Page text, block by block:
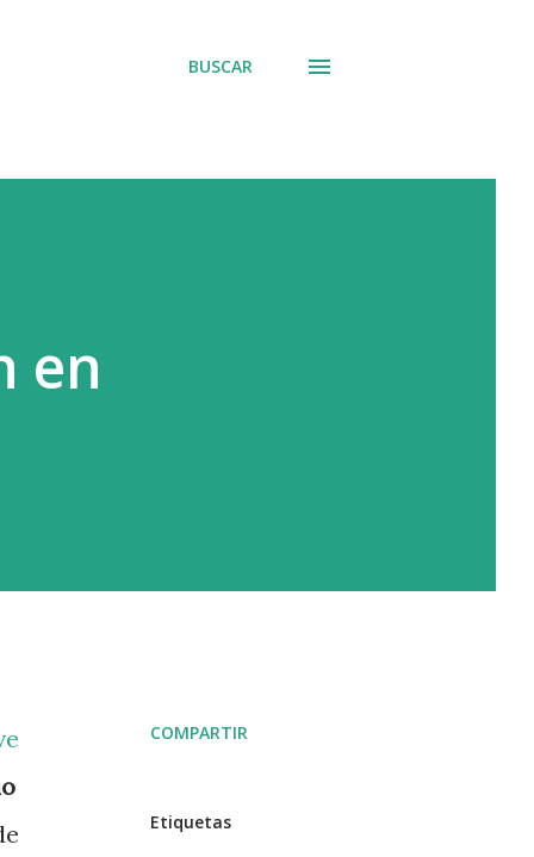
BUSCAR
en
COMPARTIR
Etiquetas